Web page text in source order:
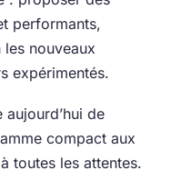
performants,
nouveaux
expérimentés.
de
compact aux
toutes les attentes.